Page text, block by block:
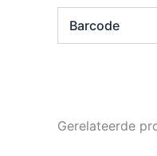
Barcode
Gerelateerde